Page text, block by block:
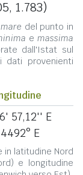
1.783)
del punto in
e massima
dall'Istat sul
dati provenienti
57,12'' E
E
in latitudine Nord
e longitudine